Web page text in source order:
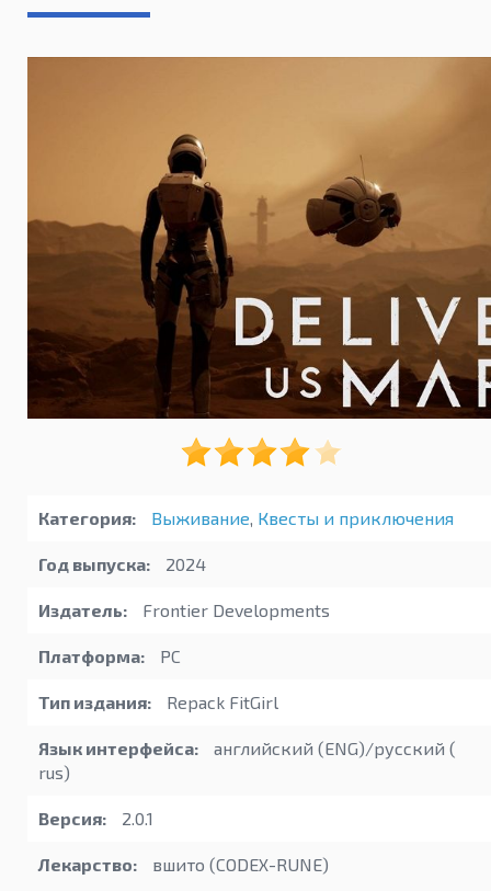
Категория: Выживание, Квесты и приключения
Год выпуска: 2024
Издатель: Frontier Developments
Платформа: PC
Тип издания: Repack FitGirl
Язык интерфейса:
английский (ENG)/русский (
rus)
Версия: 2.0.1
Лекарство: вшито (CODEX-RUNE)